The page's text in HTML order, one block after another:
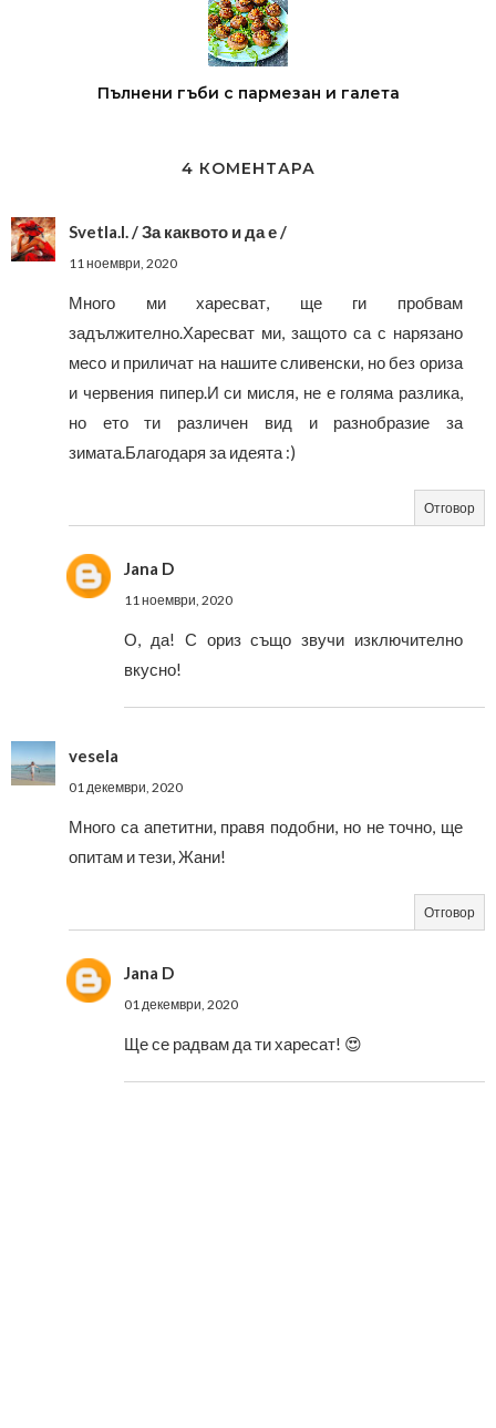
Пълнени гъби с пармезан и галета
4 КОМЕНТАРА
Svetla.I. / За каквото и да е /
11 ноември, 2020
Много ми харесват, ще ги пробвам
задължително.Харесват ми, защото са с нарязано
месо и приличат на нашите сливенски, но без ориза
и червения пипер.И си мисля, не е голяма разлика,
но ето ти различен вид и разнобразие за
зимата.Благодаря за идеята :)
Отговор
Jana D
11 ноември, 2020
О, да! С ориз също звучи изключително
вкусно!
vesela
01 декември, 2020
Много са апетитни, правя подобни, но не точно, ще
опитам и тези, Жани!
Отговор
Jana D
01 декември, 2020
Ще се радвам да ти харесат! 😍